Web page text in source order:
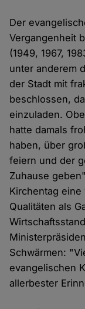
Der
Vergangenheit
(1949, 1967,
unter anderem
der Stadt mit
beschlossen,
einzuladen.
hatte damals
haben, über
feiern und der
Zuhause
Kirchentag
Qualitäten als
Schwärmen:
evangelischen
allerbester